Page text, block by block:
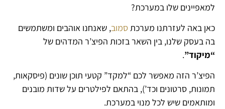
למאפיינים שלו במערכת?
כאן באה לעזרתנו מערכתסמוב, שאנחנו אוהבים ומשתמשים
בה בעסק שלנו, בין השאר בזכות הפיצ’ר המדהים של
“מיקוד”.
הפיצ’ר הזה מאפשר לכם “למקד” קטעי תוכן שונים (פיסקאות,
תמונות, סרטונים וכד’), בהתאם לפילטרים על שדות מובנים
ומותאמים שיש לכל מנוי במערכת.